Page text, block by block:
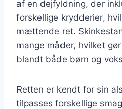
af en dejfyldning, der
forskellige krydderier,
mættende ret.
mange måder, hvilket
blandt både børn og
Retten er kendt for sin
tilpasses forskellige